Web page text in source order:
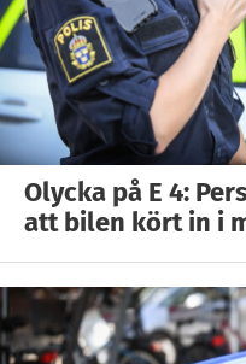
Olycka på E 4:
att bilen kört in i